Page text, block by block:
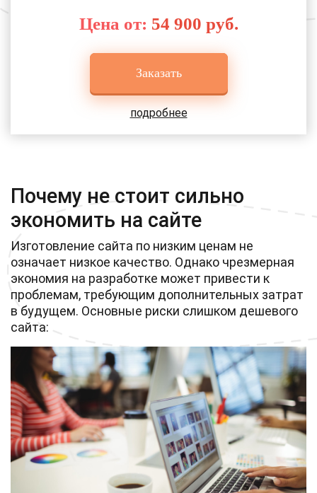
Цена от: 54 900 руб.
Заказать
подробнее
Почему не стоит сильно
экономить на сайте
Изготовление сайта по низким ценам не
означает низкое качество. Однако чрезмерная
экономия на разработке может привести к
проблемам, требующим дополнительных затрат
в будущем. Основные риски слишком дешевого
сайта: